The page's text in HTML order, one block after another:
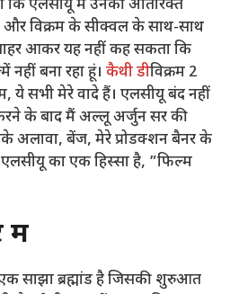
कि एलसीयू में उनकी अतिरिक्त
और विक्रम के सीक्वल के साथ-साथ
आकर यह नहीं कह सकता कि
बना रहा हूं। कैथी डीविक्रम 2
ये सभी मेरे वादे हैं। एलसीयू बंद नहीं
के बाद मैं अल्लू अर्जुन सर की
अलावा, बेंज, मेरे प्रोडक्शन बैनर के
का एक हिस्सा है, ”फिल्म
में
साझा ब्रह्मांड है जिसकी शुरुआत